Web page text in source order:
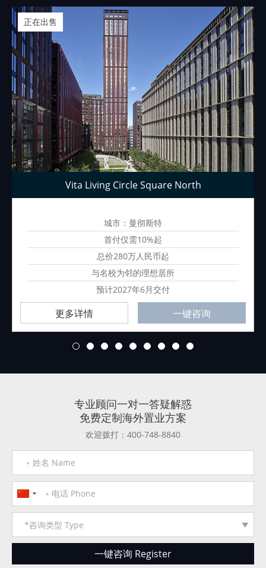
正在出售
Vita Living Circle Square North
城市：曼彻斯特
首付仅需10%起
总价280万人民币起
与名校为邻的理想居所
预计2027年6月交付
更多详情 一键咨询
3 4 5 6 7 8 9
专业顾问一对一答疑解惑
免费定制海外置业方案
欢迎拨打：400-748-8840